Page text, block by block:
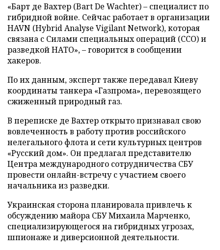
«Барт де Вахтер (Bart De Wachter) – специалист по
гибридной войне. Сейчас работает в организации
HAVN (Hybrid Analyse Vigilant Network), которая
связана с Силами специальных операций (ССО) и
разведкой НАТО», – говорится в сообщении
хакеров.
По их данным, эксперт также передавал Киеву
координаты танкера «Газпрома», перевозящего
сжиженный природный газ.
В переписке де Вахтер открыто признавал свою
вовлеченность в работу против российского
нелегального флота и сети культурных центров
«Русский дом». Он предлагал представителю
Центра международного сотрудничества СБУ
провести онлайн-встречу с участием своего
начальника из разведки.
Украинская сторона планировала привлечь к
обсуждению майора СБУ Михаила Марченко,
специализирующегося на гибридных угрозах,
шпионаже и диверсионной деятельности.